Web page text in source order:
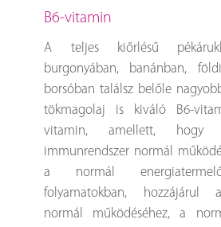
B6-vitamin
A teljes kiőrlésű
burgonyában, banánban,
borsóban találsz belőle
tökmagolaj is kiváló B6-
vitamin, amellett, hogy
immunrendszer normál
a normál
folyamatokban, hozzájárul
normál működéséhez, a